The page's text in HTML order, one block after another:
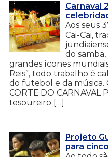
Carnaval
Aos seus
Cai-Cai,
do samba,
grandes ícones
Reis”, todo trabalho é
do futebol e da música.
CORTE DO CARNAVAL
tesoureiro […]
Projeto
para